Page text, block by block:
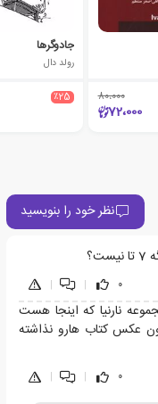
80،000
72،000
جادوگرها
رولد دال
٪25
نظر خود را بنویسید
0
|
|
نارنیا که اینجا هست
عکس کتاب هارو نذاشته
0
|
|